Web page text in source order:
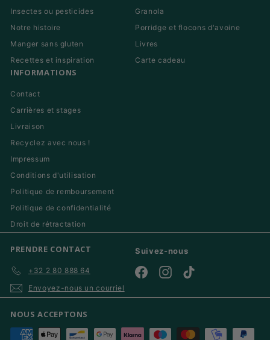
Insectes ou pesticides
Notre histoire
Manger sans gluten
Recettes et inspiration
Granola
Porridge et flocons d'avoine
Livres
Carte cadeau
INFORMATIONS
Contact
Carrières et stages
Livraison
Recyclez avec nous !
Impressum
Conditions d'utilisation
Politique de remboursement
Politique de confidentialité
Droit de rétractation
PRENDRE CONTACT
+32 2 80 888 64
Envoyez-nous un courriel
Suivez-nous
FacebookInstagram
NOUS ACCEPTONS